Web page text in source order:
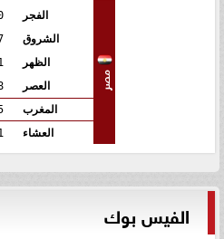
مصر
الفجر
الشروق
الظهر
العصر
المغرب
العشاء
الفيس بوك